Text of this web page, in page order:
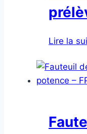
Lire la